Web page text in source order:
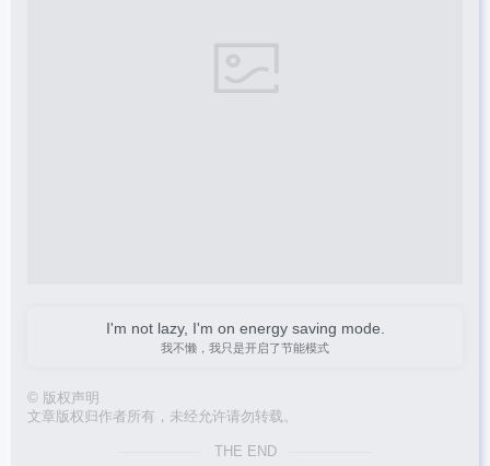
I'm not lazy, I'm on energy saving mode.
我不懒，我只是开启了节能模式
© 版权声明
文章版权归作者所有，未经允许请勿转载。
THE END